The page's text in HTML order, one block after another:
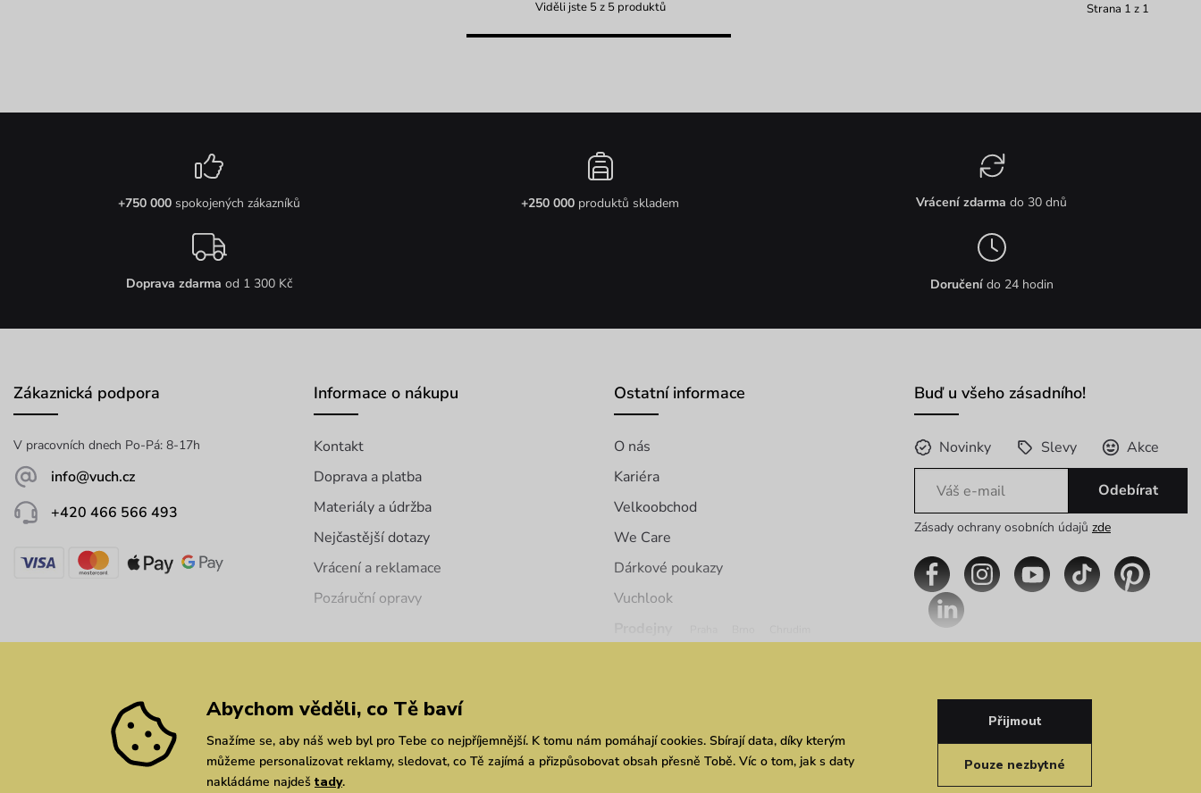
Viděli jste 5 z 5 produktů Strana 1 z 1
+750 000spokojených zákazníků +250 000 produktů skladem Vrácení zdarma do 30 dnů
Doprava zdarma od 1 300 Kč Doručení do 24 hodin
Zákaznická podpora
V pracovních dnech Po-Pá: 8-17h
info@vuch.cz
+420 466 566 493
Informace o nákupu
Kontakt
Doprava a platba
Materiály a údržba
Nejčastější dotazy
Vrácení a reklamace
Pozáruční opravy
Ostatní informace
O nás
Kariéra
Velkoobchod
We Care
Dárkové poukazy
Vuchlook
Buď u všeho zásadního!
Novinky Slevy Akce
Odebírat
Zásady ochrany osobních údajů zde
Abychom věděli, co Tě baví
Snažíme se, aby náš web byl pro Tebe co nejpříjemnější. K tomu nám pomáhají cookies. Sbírají data, díky kterým
můžeme personalizovat reklamy, sledovat, co Tě zajímá a přizpůsobovat obsah přesně Tobě. Víc o tom, jak s daty
nakládáme najdeš tady.
Pouze nezbytné
Přijmout